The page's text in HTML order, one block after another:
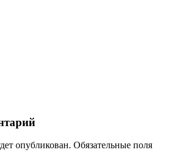
опубликован. Обязательные поля